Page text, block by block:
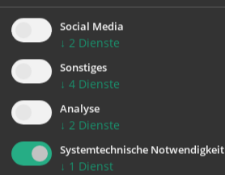
Bitte akzeptieren Sie
die Seite neu
Social Media
↓ 2 Dienste
Sonstiges
↓ 4 Dienste
Analyse
↓ 2 Dienste
Systemtechnische Notwendigkeit
↓ 1 Dienst